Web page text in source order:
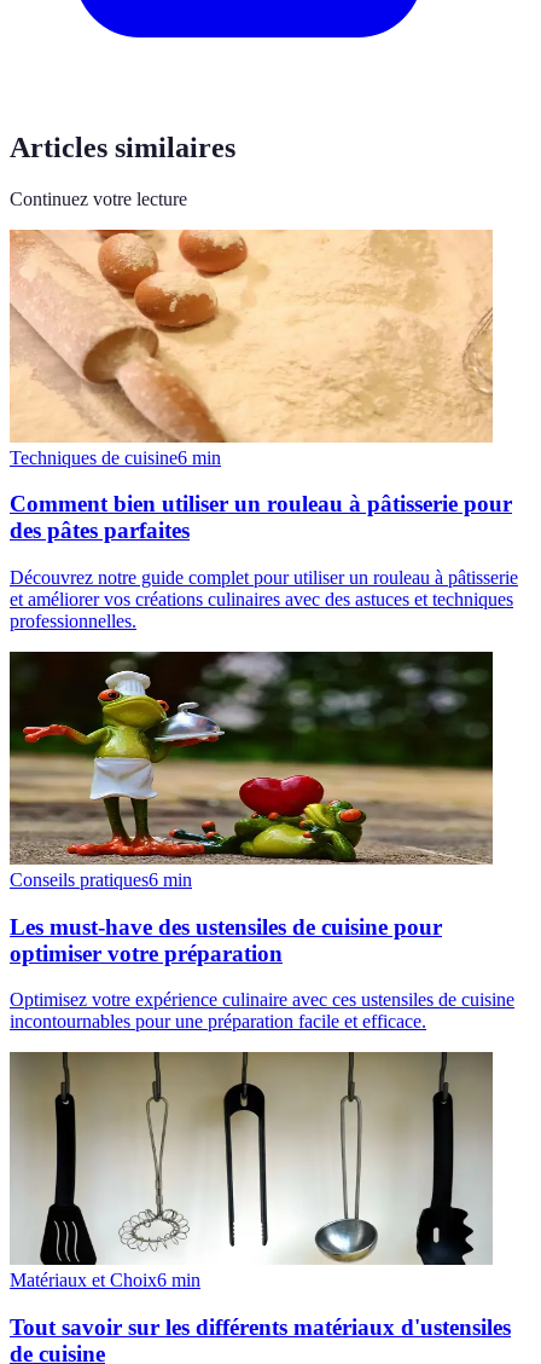
Articles similaires
Continuez votre lecture
Techniques de cuisine6 min
Comment bien utiliser un rouleau à pâtisserie pour
des pâtes parfaites
Découvrez notre guide complet pour utiliser un rouleau à pâtisserie
et améliorer vos créations culinaires avec des astuces et techniques
professionnelles.
Conseils pratiques6 min
Les must-have des ustensiles de cuisine pour
optimiser votre préparation
Optimisez votre expérience culinaire avec ces ustensiles de cuisine
incontournables pour une préparation facile et efficace.
Matériaux et Choix6 min
Tout savoir sur les différents matériaux d'ustensiles
de cuisine